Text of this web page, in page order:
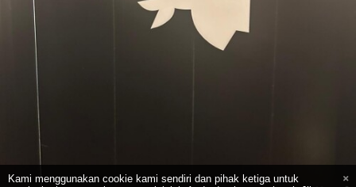
Kami menggunakan cookie kami sendiri dan pihak ketiga untuk